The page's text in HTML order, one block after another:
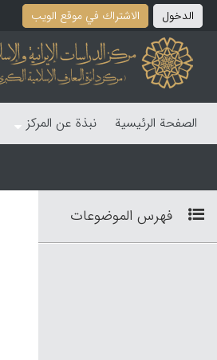
الدخول الاشتراك في موقع الویب
الصفحة الرئیسیة نبذة عن المرکز
فهرس الموضوعات